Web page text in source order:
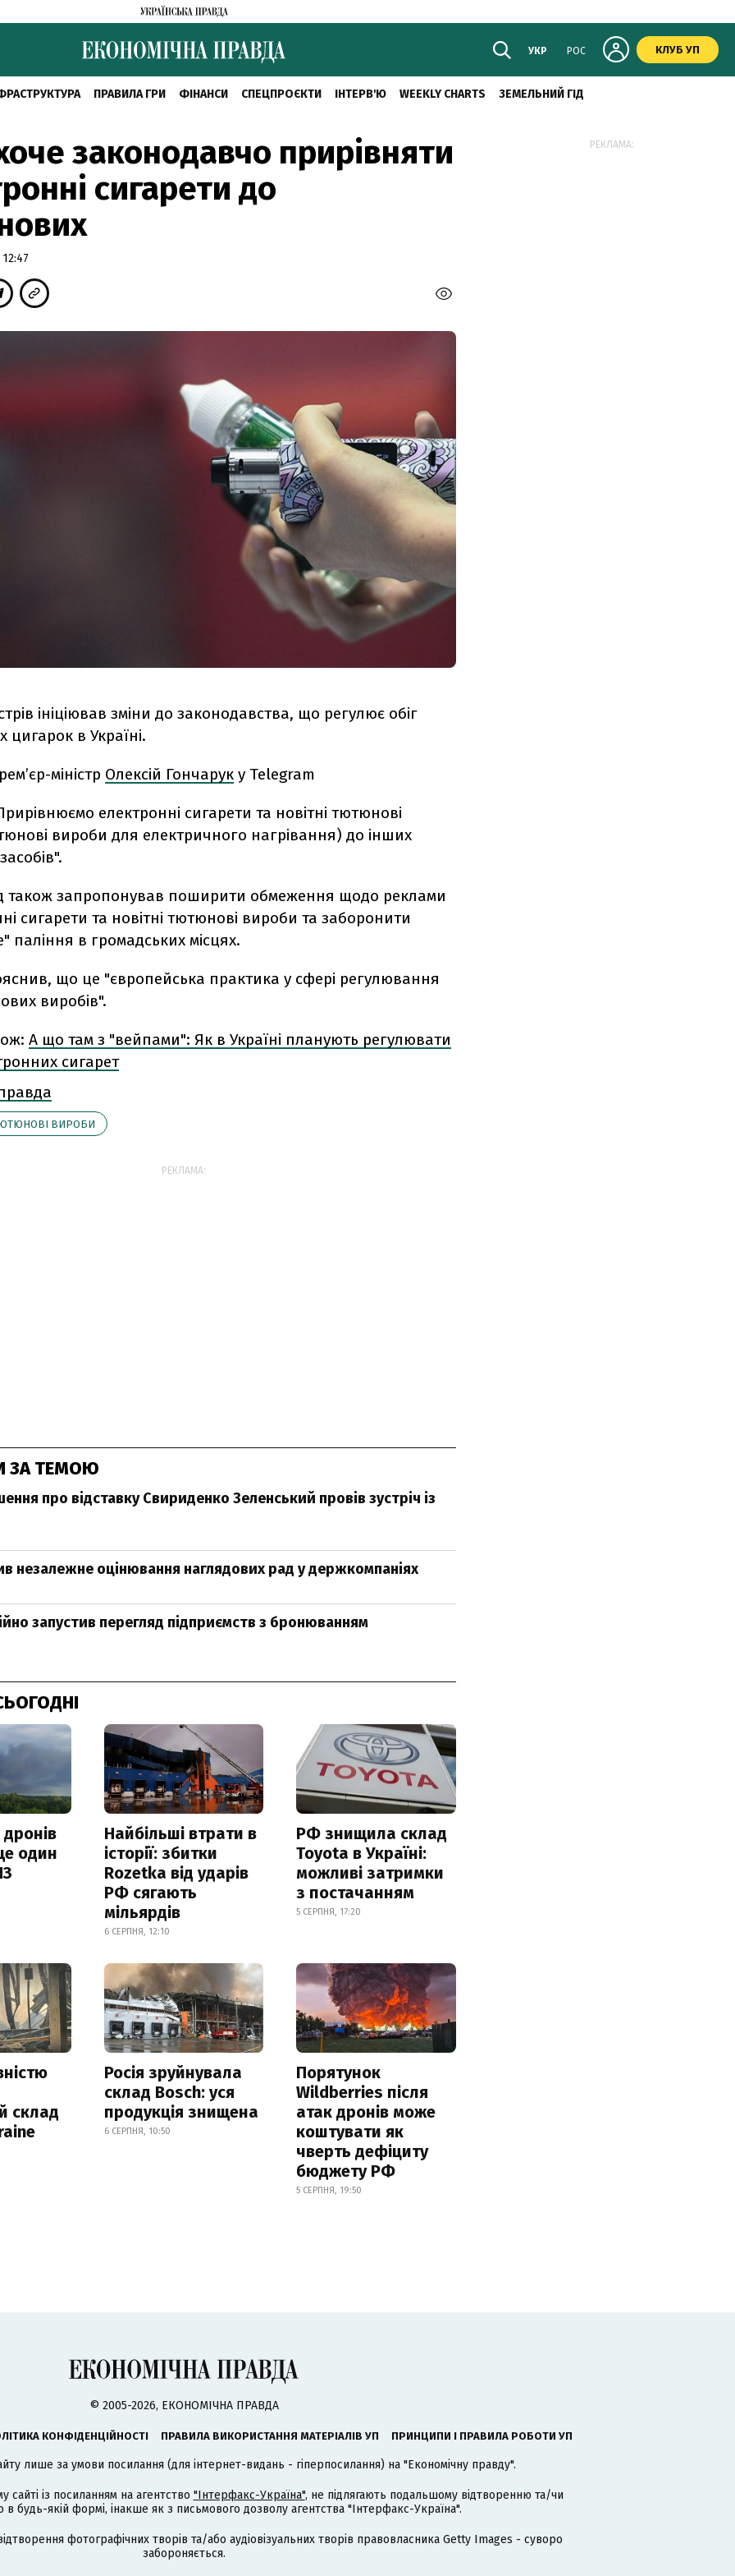
УКР РОС КЛУБ УП
ПРАВИЛА ГРИ ФІНАНСИ СПЕЦПРОЄКТИ ІНТЕРВ'Ю WEEKLY CHARTS ЗЕМЕЛЬНИЙ ГІД
законодавчо прирівняти
сигарети до
ініціював зміни до законодавства, що регулює обіг
цигарок в Україні.
міністр Олексій Гончарук у Telegram
електронні сигарети та новітні тютюнові
вироби для електричного нагрівання) до інших
також запропонував поширити обмеження щодо реклами
сигарети та новітні тютюнові вироби та заборонити
паління в громадських місцях.
що це "європейська практика у сфері регулювання
виробів".
А що там з "вейпами": Як в Україні планують регулювати
сигарет
ВИРОБИ
РЕКЛАМА:
ЗА ТЕМОЮ
про відставку Свириденко Зеленський провів зустріч із
незалежне оцінювання наглядових рад у держкомпаніях
запустив перегляд підприємств з бронюванням
один
Найбільші втрати в
історії: збитки
Rozetka від ударів
РФ сягають
мільярдів
6 СЕРПНЯ, 12:10
РФ знищила склад
Toyota в Україні:
можливі затримки
з постачанням
5 СЕРПНЯ, 17:20
склад
Росія зруйнувала
склад Bosch: уся
продукція знищена
6 СЕРПНЯ, 10:50
Порятунок
Wildberries після
атак дронів може
коштувати як
чверть дефіциту
бюджету РФ
5 СЕРПНЯ, 19:50
РЕКЛАМА:
© 2005-2026, ЕКОНОМІЧНА ПРАВДА
КОНФІДЕНЦІЙНОСТІ ПРАВИЛА ВИКОРИСТАННЯ МАТЕРІАЛІВ УП ПРИНЦИПИ І ПРАВИЛА РОБОТИ УП
лише за умови посилання (для інтернет-видань - гіперпосилання) на "Економічну правду".
сайті із посиланням на агентство "Інтерфакс-Україна", не підлягають подальшому відтворенню та/чи
будь-якій формі, інакше як з письмового дозволу агентства "Інтерфакс-Україна".
фотографічних творів та/або аудіовізуальних творів правовласника Getty Images - суворо
забороняється.